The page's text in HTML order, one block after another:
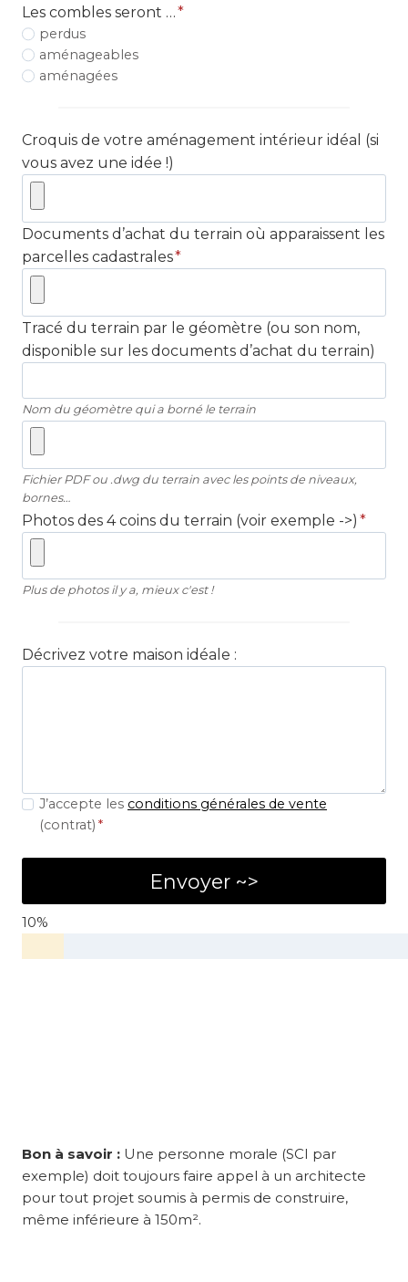
Les combles seront …*
perdus
aménageables
aménagées
Croquis de votre aménagement intérieur idéal (si
vous avez une idée !)
Documents d’achat du terrain où apparaissent les
parcelles cadastrales*
Tracé du terrain par le géomètre (ou son nom,
disponible sur les documents d’achat du terrain)
Nom du géomètre qui a borné le terrain
Fichier PDF ou .dwg du terrain avec les points de niveaux,
bornes…
Photos des 4 coins du terrain (voir exemple ->) *
Plus de photos il y a, mieux c'est !
Décrivez votre maison idéale :
J’accepte les conditions générales de vente
(contrat) *
Envoyer ~>
10%
Bon à savoir : Une personne morale (SCI par
exemple) doit toujours faire appel à un architecte
pour tout projet soumis à permis de construire,
même inférieure à 150m².